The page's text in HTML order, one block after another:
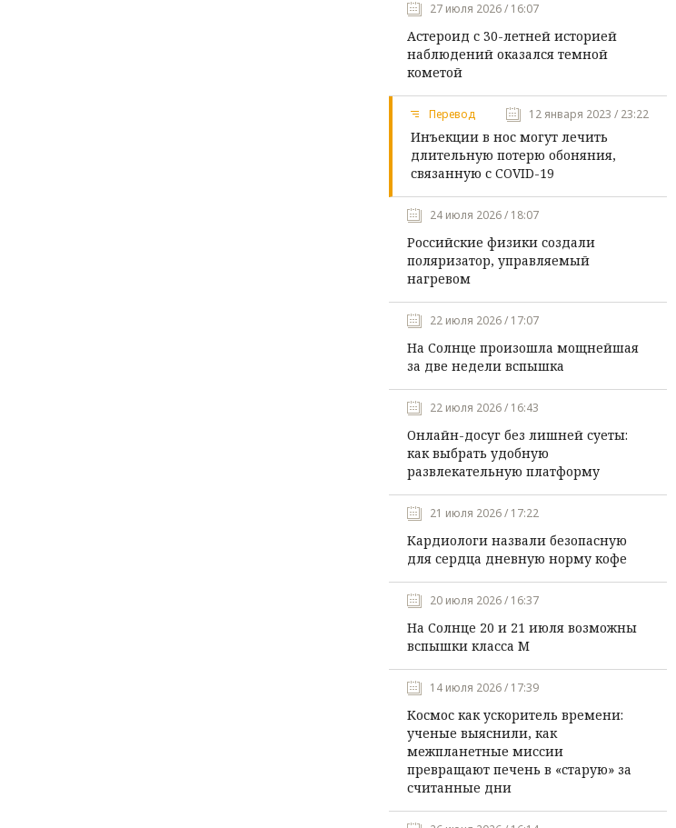
27 июля 2026 / 16:07
Астероид с 30-летней историей
наблюдений оказался темной
кометой
Перевод 12 января 2023 / 23:22
Инъекции в нос могут лечить
длительную потерю обоняния,
связанную с COVID-19
24 июля 2026 / 18:07
Российские физики создали
поляризатор, управляемый
нагревом
22 июля 2026 / 17:07
На Солнце произошла мощнейшая
за две недели вспышка
22 июля 2026 / 16:43
Онлайн-досуг без лишней суеты:
как выбрать удобную
развлекательную платформу
21 июля 2026 / 17:22
Кардиологи назвали безопасную
для сердца дневную норму кофе
20 июля 2026 / 16:37
На Солнце 20 и 21 июля возможны
вспышки класса М
14 июля 2026 / 17:39
Космос как ускоритель времени:
ученые выяснили, как
межпланетные миссии
превращают печень в «старую» за
считанные дни